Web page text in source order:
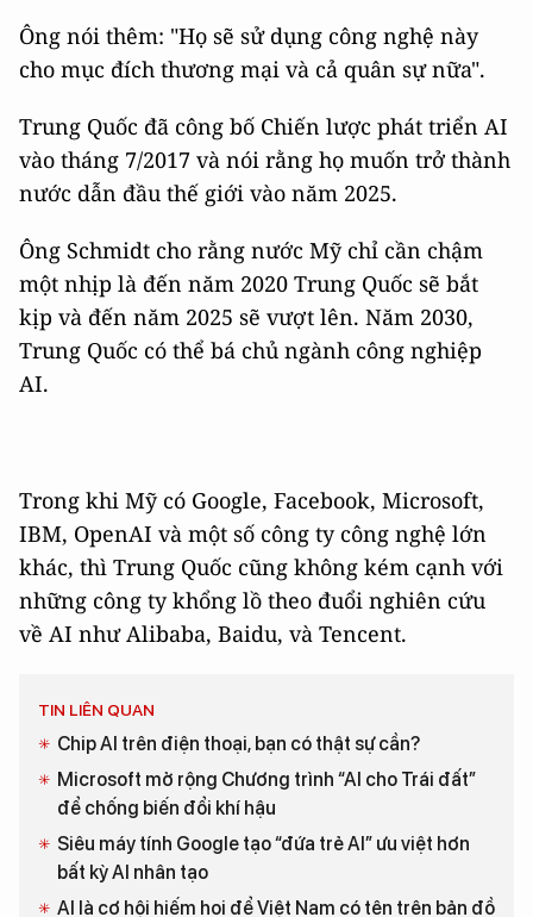
Ông nói thêm: "Họ sẽ sử dụng công nghệ này
cho mục đích thương mại và cả quân sự nữa".
Trung Quốc đã công bố Chiến lược phát triển AI
vào tháng 7/2017 và nói rằng họ muốn trở thành
nước dẫn đầu thế giới vào năm 2025.
Ông Schmidt cho rằng nước Mỹ chỉ cần chậm
một nhịp là đến năm 2020 Trung Quốc sẽ bắt
kịp và đến năm 2025 sẽ vượt lên. Năm 2030,
Trung Quốc có thể bá chủ ngành công nghiệp
AI.
Trong khi Mỹ có Google, Facebook, Microsoft,
IBM, OpenAI và một số công ty công nghệ lớn
khác, thì Trung Quốc cũng không kém cạnh với
những công ty khổng lồ theo đuổi nghiên cứu
về AI như Alibaba, Baidu, và Tencent.
TIN LIÊN QUAN
Chip AI trên điện thoại, bạn có thật sự cần?
Microsoft mở rộng Chương trình “AI cho Trái đất”
để chống biến đổi khí hậu
Siêu máy tính Google tạo “đứa trẻ AI” ưu việt hơn
bất kỳ AI nhân tạo
AI là cơ hội hiếm hoi để Việt Nam có tên trên bản đồ